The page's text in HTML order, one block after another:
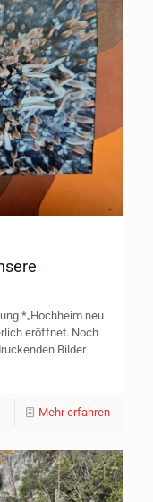
*„Hochheim neu
eröffnet. Noch
Bilder
Mehr erfahren